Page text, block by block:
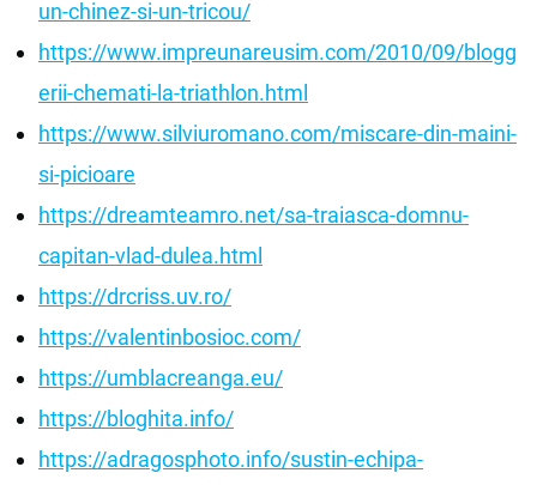
un-chinez-si-un-tricou/
https://www.impreunareusim.com/2010/09/blogg
erii-chemati-la-triathlon.html
https://www.silviuromano.com/miscare-din-maini-
si-picioare
https://dreamteamro.net/sa-traiasca-domnu-
capitan-vlad-dulea.html
https://drcriss.uv.ro/
https://valentinbosioc.com/
https://umblacreanga.eu/
https://bloghita.info/
https://adragosphoto.info/sustin-echipa-